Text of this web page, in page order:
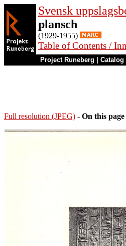
Svensk
plansch
(1929-1955)
Table of Contents /
Project Runeberg Catalog
Full resolution (JPEG) - On this